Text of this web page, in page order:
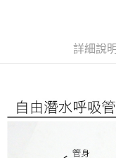
【繳款方式說明】
2.透過簡訊連結打開帳單
AFTEE先享後付是「在
３．安心：先確認商品／
結帳頁面，進行簡訊認證
運送方式
每筆NT$100，滿
詳細說明